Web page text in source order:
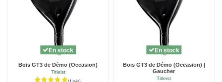
En stock
Bois GT3 de Démo (Occasion)
Titleist
En stock
Bois GT3 de Démo (Occasion) |
Gaucher
Titleist